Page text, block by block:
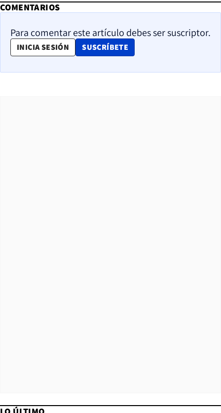
COMENTARIOS
Para comentar este artículo debes ser suscriptor.
INICIA SESIÓN SUSCRÍBETE
OPENS IN NEW WINDOW